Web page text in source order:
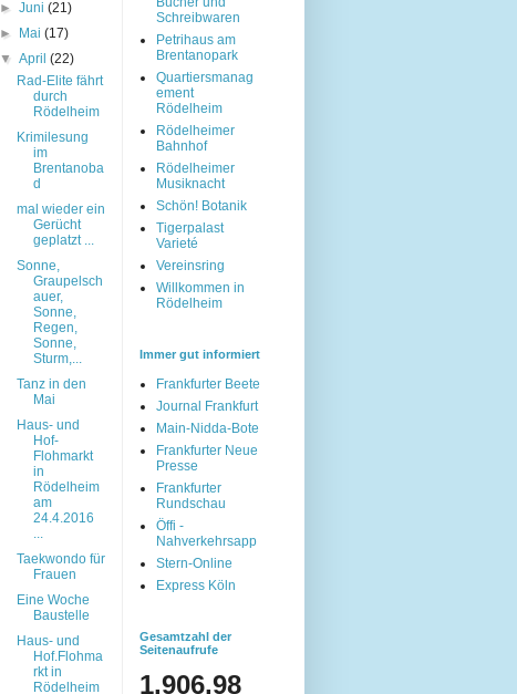
►Juni(21)
►
Mai(17)
▼April(22)
Rad-Elite fährt
durch
Rödelheim
Krimilesung
im
Brentanoba
d
mal wieder ein
Gerücht
geplatzt ...
Sonne,
Graupelsch
auer,
Sonne,
Regen,
Sonne,
Sturm,...
Tanz in den
Mai
Haus- und
Hof-
Flohmarkt
in
Rödelheim
am
24.4.2016
...
Taekwondo für
Frauen
Eine Woche
Baustelle
Haus- und
Hof.Flohma
rkt in
Rödelheim
Schreibwaren
Petrihaus am
Brentanopark
Quartiersmanag
ement
Rödelheim
Rödelheimer
Bahnhof
Rödelheimer
Musiknacht
Schön! Botanik
Tigerpalast
Varieté
Vereinsring
Willkommen in
Rödelheim
Immer gut informiert
Frankfurter Beete
Journal Frankfurt
Main-Nidda-Bote
Frankfurter Neue
Presse
Frankfurter
Rundschau
Öffi -
Nahverkehrsapp
Stern-Online
Express Köln
Gesamtzahl der
Seitenaufrufe
1,906,98